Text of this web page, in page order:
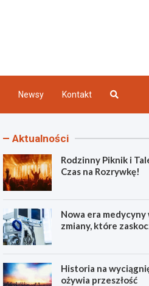
Newsy Kontakt
Aktualności
Rodzinny Piknik i
Czas na Rozrywkę!
Nowa era
zmiany, które
Historia na
ożywia przeszłość